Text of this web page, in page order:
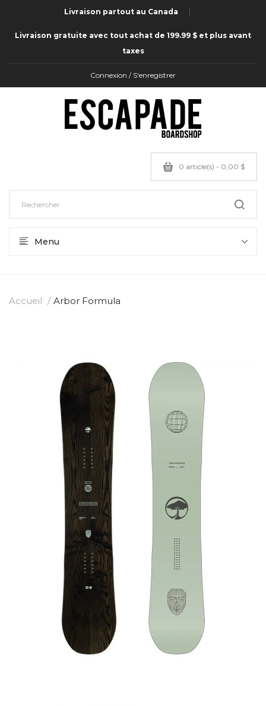
Livraison partout au Canada
Livraison gratuite avec tout achat de 199.99 $ et plus avant
taxes
Connexion / S'enregistrer
0 article(s) - 0,00 $
Menu
Accueil Arbor Formula